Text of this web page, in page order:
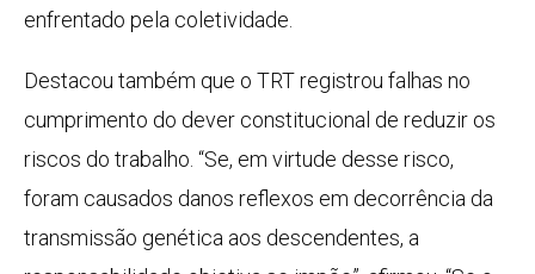
enfrentado pela coletividade.
Destacou também que o TRT registrou falhas no
cumprimento do dever constitucional de reduzir os
riscos do trabalho. “Se, em virtude desse risco,
foram causados danos reflexos em decorrência da
transmissão genética aos descendentes, a